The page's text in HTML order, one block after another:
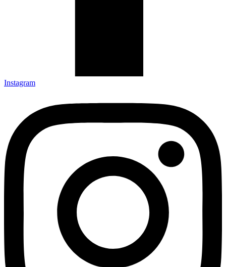
Instagram